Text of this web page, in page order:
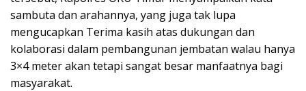
sambuta dan arahannya, yang juga tak lupa
mengucapkan Terima kasih atas dukungan dan
kolaborasi dalam pembangunan jembatan walau hanya
3×4 meter akan tetapi sangat besar manfaatnya bagi
masyarakat.